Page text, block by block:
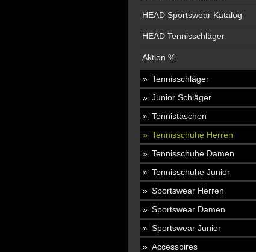
HEAD Sportswear Katalog
HEAD Tennisschläger
Aktion %
Tennisschläger
Junior Schläger
Tennistaschen
Tennisschuhe Herren
Tennisschuhe Damen
Tennisschuhe Junior
Sportswear Herren
Sportswear Damen
Sportswear Junior
Accessoires